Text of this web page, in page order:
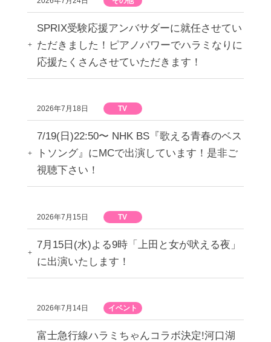
SPRIX受験応援アンバサダーに就任させてい
ただきました！ピアノパワーでハラミなりに
応援たくさんさせていただきます！
2026年7月18日 TV
7/19(日)22:50〜 NHK BS『歌える青春のベス
トソング』にMCで出演しています！是非ご
視聴下さい！
2026年7月15日 TV
7月15日(水)よる9時「上田と女が吠える夜」
に出演いたします！
2026年7月14日 イベント
富士急行線ハラミちゃんコラボ決定!河口湖